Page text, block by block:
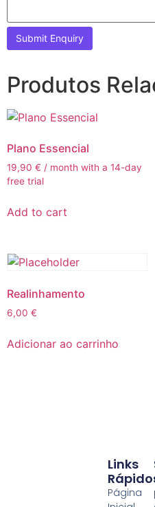
Produtos
Plano Essencial
19,90 € / month with a 14-day
free trial
Add to cart
Realinhamento
6,00 €
Adicionar ao carrinho
Links
Página